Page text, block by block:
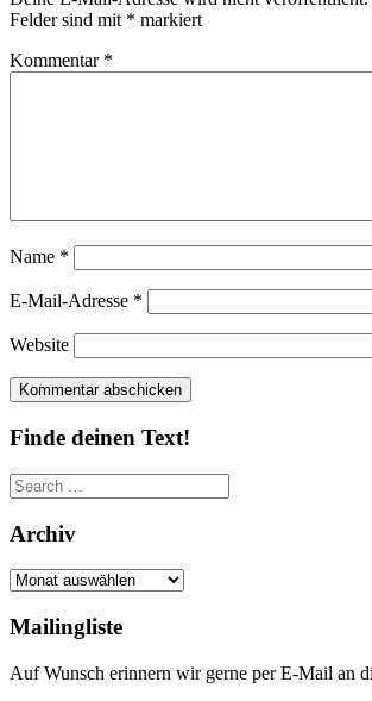
Felder sind mit * markiert
Kommentar *
Name *
E-Mail-Adresse *
Website
Finde deinen Text!
Search
for:
Archiv
Archiv
Mailingliste
Auf Wunsch erinnern wir gerne per E-Mail an